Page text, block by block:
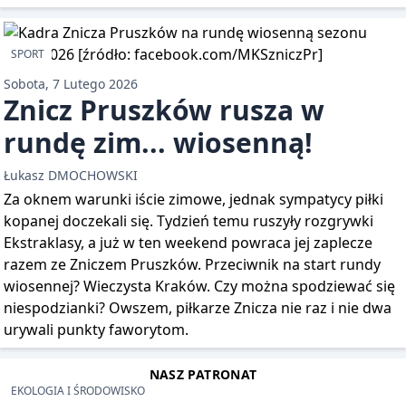
SPORT
Sobota, 7 Lutego 2026
Znicz Pruszków rusza w
rundę zim... wiosenną!
Łukasz DMOCHOWSKI
Za oknem warunki iście zimowe, jednak sympatycy piłki
kopanej doczekali się. Tydzień temu ruszyły rozgrywki
Ekstraklasy, a już w ten weekend powraca jej zaplecze
razem ze Zniczem Pruszków. Przeciwnik na start rundy
wiosennej? Wieczysta Kraków. Czy można spodziewać się
niespodzianki? Owszem, piłkarze Znicza nie raz i nie dwa
urywali punkty faworytom.
NASZ PATRONAT
EKOLOGIA I ŚRODOWISKO